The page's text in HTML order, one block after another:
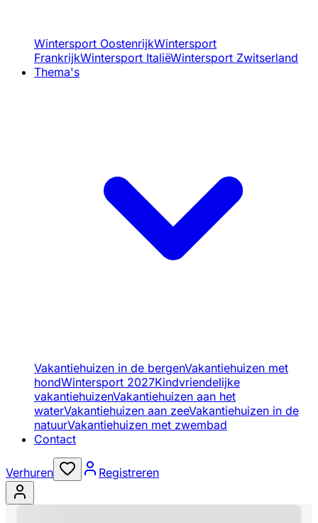
Wintersport OostenrijkWintersport
FrankrijkWintersport ItaliëWintersport Zwitserland
Thema's
Vakantiehuizen in de bergenVakantiehuizen met
hondWintersport 2027Kindvriendelijke
vakantiehuizenVakantiehuizen aan het
waterVakantiehuizen aan zeeVakantiehuizen in de
natuurVakantiehuizen met zwembad
Contact
Verhuren Registreren